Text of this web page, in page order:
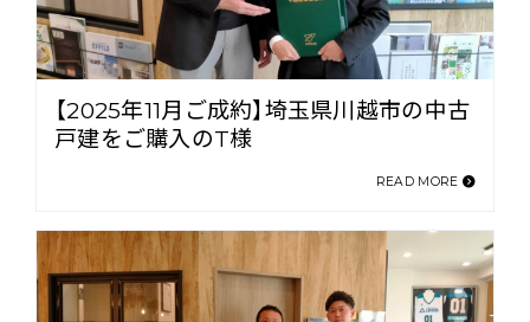
【2025年11月ご成約】埼玉県川越市の中古
戸建をご購入のT様
READ MORE